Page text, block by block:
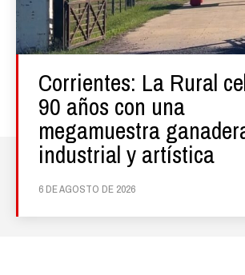
Corrientes: La Rural
90 años con una
megamuestra
industrial y artística
6 DE AGOSTO DE 2026